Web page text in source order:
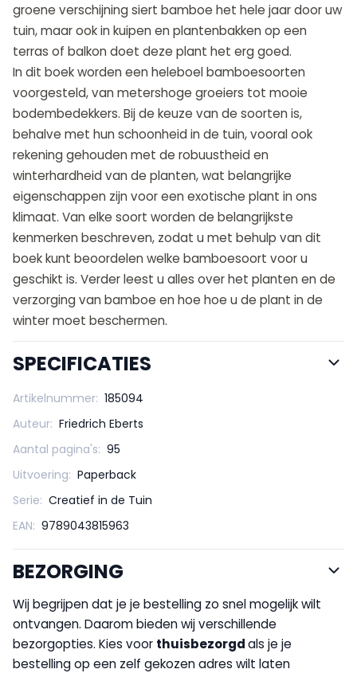
groene verschijning siert bamboe het hele jaar door uw
tuin, maar ook in kuipen en plantenbakken op een
terras of balkon doet deze plant het erg goed.
In dit boek worden een heleboel bamboesoorten
voorgesteld, van metershoge groeiers tot mooie
bodembedekkers. Bij de keuze van de soorten is,
behalve met hun schoonheid in de tuin, vooral ook
rekening gehouden met de robuustheid en
winterhardheid van de planten, wat belangrijke
eigenschappen zijn voor een exotische plant in ons
klimaat. Van elke soort worden de belangrijkste
kenmerken beschreven, zodat u met behulp van dit
boek kunt beoordelen welke bamboesoort voor u
geschikt is. Verder leest u alles over het planten en de
verzorging van bamboe en hoe hoe u de plant in de
winter moet beschermen.
SPECIFICATIES
Artikelnummer: 185094
Auteur: Friedrich Eberts
Aantal pagina's: 95
Uitvoering: Paperback
Serie: Creatief in de Tuin
EAN: 9789043815963
BEZORGING
Wij begrijpen dat je je bestelling zo snel mogelijk wilt
ontvangen. Daarom bieden wij verschillende
bezorgopties. Kies voor thuisbezorgdals je je
bestelling op een zelf gekozen adres wilt laten